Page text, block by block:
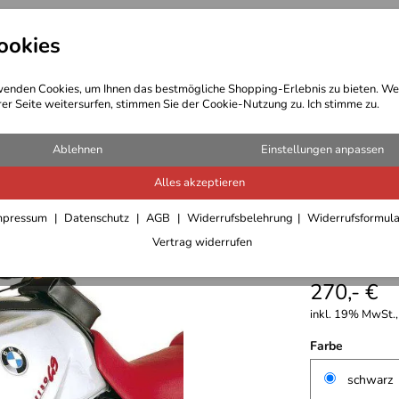
Cookies, um Ihnen das bestmögliche Shopping-Erlebnis zu bieten.
Seite weitersurfen, stimmen Sie der Cookie-Nutzung zu. Ich stimme zu.
Ablehnen Einstellungen anpassen
Alles akzeptieren
Datenschutz AGB Widerrufsbelehrung
Vertrag widerrufen
Bekleidung Outdoor Ausrüstung
Schutzbügel
Hepco
270,- €
inkl. 19%
Farbe
schwarz